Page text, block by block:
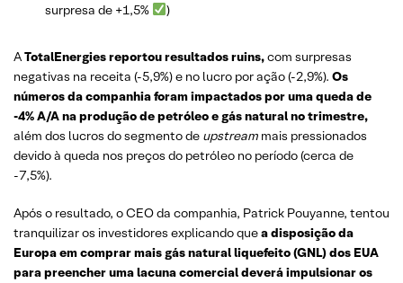
surpresa de +1,5%
)
ATotalEnergies reportou resultados ruins,com surpresas
negativas na receita (-5,9%) e no lucro por ação (-2,9%). Os
números da companhia foram impactados por uma queda de
-4% A/A na produção de petróleo e gás natural no trimestre,
além dos lucros do segmento de upstream mais pressionados
devido à queda nos preços do petróleo no período (cerca de
-7,5%).
Após o resultado, o CEO da companhia, Patrick Pouyanne, tentou
tranquilizar os investidores explicando quea disposição da
Europa em comprar mais gás natural liquefeito (GNL) dos EUA
para preencher uma lacuna comercial deverá impulsionar os